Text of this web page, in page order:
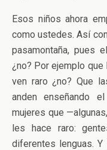
Esos niños ahora
como ustedes. Así
pasamontaña, pues
¿no? Por ejemplo
ven raro ¿no? Que
anden enseñando
mujeres que
les hace raro:
diferentes lenguas. Y